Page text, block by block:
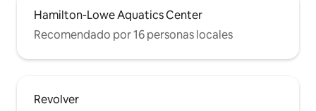
Hamilton-Lowe Aquatics Center
Recomendado por 16 personas locales
Revolver